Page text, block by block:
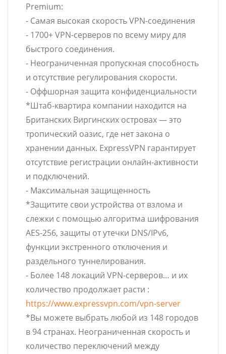
Premium:
- Самая высокая скорость VPN-соединения
- 1700+ VPN-серверов по всему миру для
быстрого соединения.
- Неограниченная пропускная способность
и отсутствие регулирования скорости.
- Оффшорная защита конфиденциальности
*Штаб-квартира компании находится на
Британских Виргинских островах — это
тропический оазис, где нет закона о
хранении данных. ExpressVPN гарантирует
отсутствие регистрации онлайн-активности
и подключений.
- Максимальная защищенность
*Защитите свои устройства от взлома и
слежки с помощью алгоритма шифрования
AES-256, защиты от утечки DNS/IPv6,
функции экстренного отключения и
раздельного туннелирования.
- Более 148 локаций VPN-серверов… и их
количество продолжает расти :
https://www.expressvpn.com/vpn-server
*Вы можете выбрать любой из 148 городов
в 94 странах. Неограниченная скорость и
количество переключений между